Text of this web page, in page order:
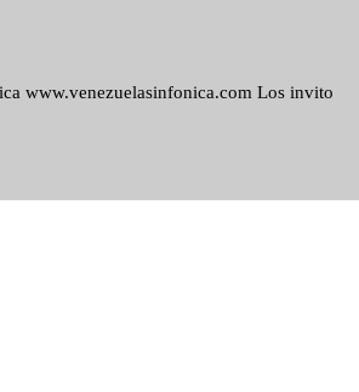
www.venezuelasinfonica.com Los invito